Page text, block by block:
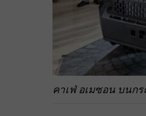
คาเฟ่ อเมซอน บนกร